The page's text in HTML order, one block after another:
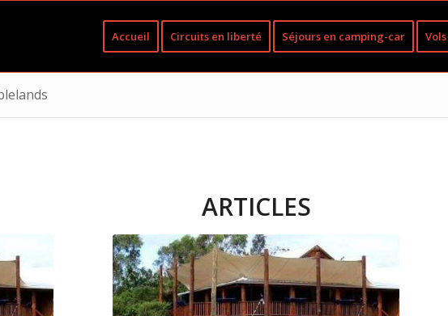
Accueil Circuits en liberté Séjours en camping-car Vols
ARTICLES